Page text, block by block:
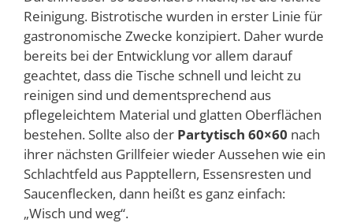
Reinigung. Bistrotische wurden in erster Linie für
gastronomische Zwecke konzipiert. Daher wurde
bereits bei der Entwicklung vor allem darauf
geachtet, dass die Tische schnell und leicht zu
reinigen sind und dementsprechend aus
pflegeleichtem Material und glatten Oberflächen
bestehen. Sollte also der Partytisch 60×60 nach
ihrer nächsten Grillfeier wieder Aussehen wie ein
Schlachtfeld aus Papptellern, Essensresten und
Saucenflecken, dann heißt es ganz einfach:
„Wisch und weg“.